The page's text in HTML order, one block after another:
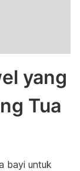
yang
Tua
bayi untuk